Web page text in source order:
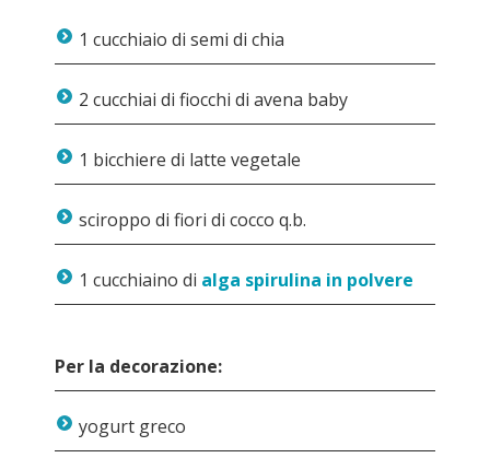
1 cucchiaio di semi di chia
2 cucchiai di fiocchi di avena baby
1 bicchiere di latte vegetale
sciroppo di fiori di cocco q.b.
1 cucchiaino di alga spirulina in polvere
Per la decorazione:
yogurt greco